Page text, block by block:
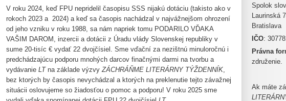
V roku 2024, keď FPU nepridelil časopisu SSS nijakú dotáciu (takisto ako v
rokoch 2023 a 2024) a keď sa časopis nachádzal v najvážnejšom ohrození
od jeho vzniku v roku 1988, sa nám napriek tomu PODARILO VĎAKA
VAŠIM DAROM, inzercii a dotácii z Úradu vlády Slovenskej republiky v
sume 20-tisíc € vydať 22 dvojčísiel. Sme vďační za nezištnú minuloročnú i
predchádzajúcu podporu mnohých darcov finačnými darmi na tvorbu a
vydávanie LTna základe výzvyZÁCHRÁŇME LITERÁRNY TÝŽDENNÍK,
bez ktorých by časopis nevychádzal a ktorých na preklenutie tejto závažnej
situácii oslovujeme so žiadosťou o pomoc a podporu! V roku 2025 sme
Spolok
Laurinská
Bratislava
IČO:
Právna
združenie.
Ak máte